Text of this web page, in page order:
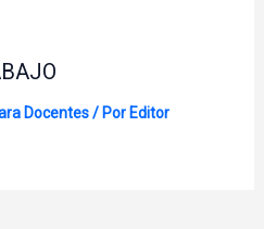
Docentes/ Por Editor